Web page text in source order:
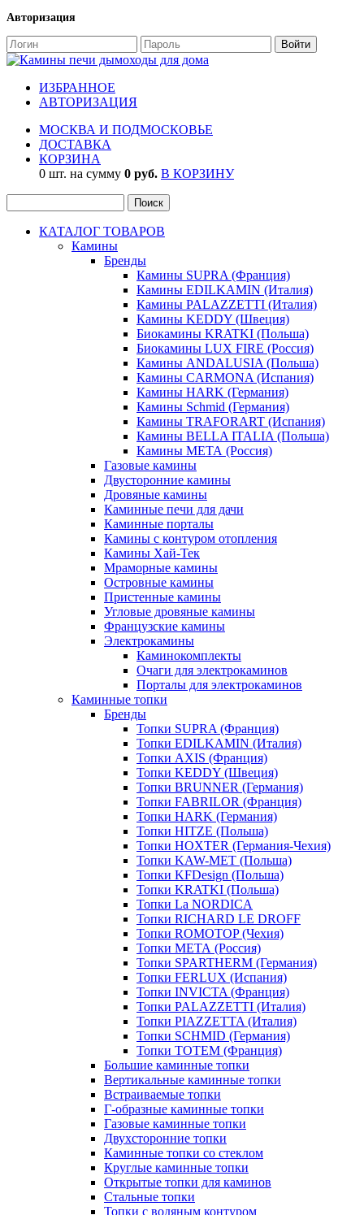
Авторизация
ИЗБРАННОЕ
АВТОРИЗАЦИЯ
МОСКВА И ПОДМОСКОВЬЕ
ДОСТАВКА
КОРЗИНА
0 шт. на сумму 0 руб. В КОРЗИНУ
КАТАЛОГ ТОВАРОВ
Камины
Бренды
Камины SUPRA (Франция)
Камины EDILKAMIN (Италия)
Камины PALAZZETTI (Италия)
Камины KEDDY (Швеция)
Биокамины KRATKI (Польша)
Биокамины LUX FIRE (Россия)
Камины ANDALUSIA (Польша)
Камины CARMONA (Испания)
Камины HARK (Германия)
Камины Schmid (Германия)
Камины TRAFORART (Испания)
Камины BELLA ITALIA (Польша)
Камины МЕТА (Россия)
Газовые камины
Двусторонние камины
Дровяные камины
Каминные печи для дачи
Каминные порталы
Камины с контуром отопления
Камины Хай-Тек
Мраморные камины
Островные камины
Пристенные камины
Угловые дровяные камины
Французские камины
Электрокамины
Каминокомплекты
Очаги для электрокаминов
Порталы для электрокаминов
Каминные топки
Бренды
Топки SUPRA (Франция)
Топки EDILKAMIN (Италия)
Топки AXIS (Франция)
Топки KEDDY (Швеция)
Топки BRUNNER (Германия)
Топки FABRILOR (Франция)
Топки HARK (Германия)
Топки HITZE (Польша)
Топки HOXTER (Германия-Чехия)
Топки KAW-MET (Польша)
Топки KFDesign (Польша)
Топки KRATKI (Польша)
Топки La NORDICA
Топки RICHARD LE DROFF
Топки ROMOTOP (Чехия)
Топки МЕТА (Россия)
Топки SPARTHERM (Германия)
Топки FERLUX (Испания)
Топки INVICTA (Франция)
Топки PALAZZETTI (Италия)
Топки PIAZZETTA (Италия)
Топки SCHMID (Германия)
Топки TOTEM (Франция)
Большие каминные топки
Вертикальные каминные топки
Встраиваемые топки
Г-образные каминные топки
Газовые каминные топки
Двухсторонние топки
Каминные топки со стеклом
Круглые каминные топки
Открытые топки для каминов
Стальные топки
Топки с водяным контуром